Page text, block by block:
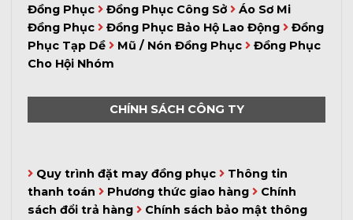
Đồng Phục
Đồng Phục Công Sở
Áo Sơ Mi
Đồng Phục
Đồng Phục Bảo Hộ Lao Động
Đồng
Phục Tạp Dề
Mũ / Nón Đồng Phục
Đồng Phục
Cho Hội Nhóm
CHÍNH SÁCH CÔNG TY
Quy trình đặt may đồng phục
Thông tin
thanh toán
Phương thức giao hàng
Chính
sách đổi trả hàng
Chính sách bảo mật thông